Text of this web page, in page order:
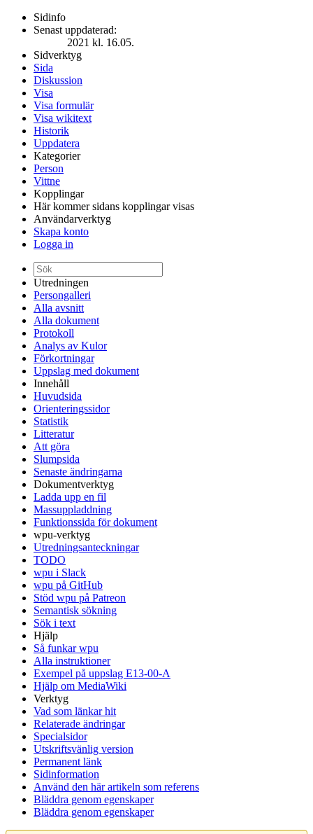
Sidinfo
Senast uppdaterad:
2021 kl. 16.05.
Sidverktyg
Sida
Diskussion
Visa
Visa formulär
Visa wikitext
Historik
Uppdatera
Kategorier
Person
Vittne
Kopplingar
Här kommer sidans kopplingar visas
Användarverktyg
Skapa konto
Logga in
Utredningen
Persongalleri
Alla avsnitt
Alla dokument
Protokoll
Analys av Kulor
Förkortningar
Uppslag med dokument
Innehåll
Huvudsida
Orienteringssidor
Statistik
Litteratur
Att göra
Slumpsida
Senaste ändringarna
Dokumentverktyg
Ladda upp en fil
Massuppladdning
Funktionssida för dokument
wpu-verktyg
Utredningsanteckningar
TODO
wpu i Slack
wpu på GitHub
Stöd wpu på Patreon
Semantisk sökning
Sök i text
Hjälp
Så funkar wpu
Alla instruktioner
Exempel på uppslag E13-00-A
Hjälp om MediaWiki
Verktyg
Vad som länkar hit
Relaterade ändringar
Specialsidor
Utskriftsvänlig version
Permanent länk
Sidinformation
Använd den här artikeln som referens
Bläddra genom egenskaper
Bläddra genom egenskaper